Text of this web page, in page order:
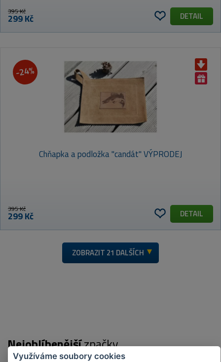
395 Kč
299 Kč DETAIL
-24%
Chňapka a podložka "candát" VÝPRODEJ
395 Kč
299 Kč DETAIL
ZOBRAZIT 21 DALŠÍCH
Nejoblíbenějšíznačky
Využíváme soubory cookies